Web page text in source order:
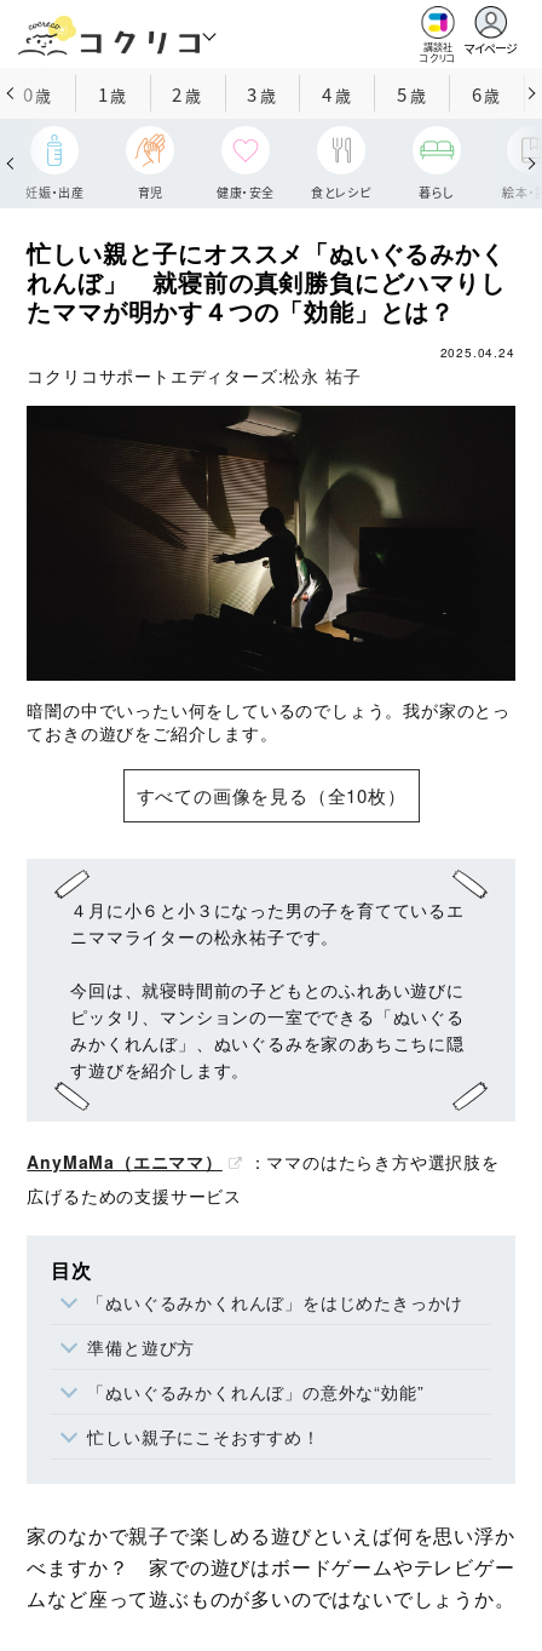
講談社
コクリコ
マイページ
0歳 1歳 2 歳 3歳 4歳 5歳 6歳
妊娠・出産 育児 健康・安全 食とレシピ 暮らし 絵本・
忙しい親と子にオススメ「ぬいぐるみかく
れんぼ」 就寝前の真剣勝負にどハマりし
たママが明かす４つの「効能」とは？
2025.04.24
コクリコサポートエディターズ:松永 祐子
暗闇の中でいったい何をしているのでしょう。我が家のとっ
ておきの遊びをご紹介します。
すべての画像を見る（全10枚）
４月に小６と小３になった男の子を育てているエ
ニママライターの松永祐子です。
今回は、就寝時間前の子どもとのふれあい遊びに
ピッタリ、マンションの一室でできる「ぬいぐる
みかくれんぼ」、ぬいぐるみを家のあちこちに隠
す遊びを紹介します。
AnyMaMa（エニママ）
：ママのはたらき方や選択肢を
広げるための支援サービス
目次
「ぬいぐるみかくれんぼ」をはじめたきっかけ
準備と遊び方
「ぬいぐるみかくれんぼ」の意外な“効能”
忙しい親子にこそおすすめ！
家のなかで親子で楽しめる遊びといえば何を思い浮か
べますか？ 家での遊びはボードゲームやテレビゲー
ムなど座って遊ぶものが多いのではないでしょうか。